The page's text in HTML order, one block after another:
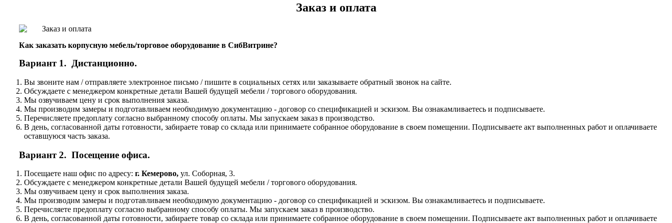
Заказ и оплата
Как заказать корпусную мебель/торговое оборудование в СибВитрине?
Вариант 1. Дистанционно.
Вы звоните нам / отправляете электронное письмо / пишите в социальных сетях или заказываете обратный звонок на сайте.
Обсуждаете с менеджером конкретные детали Вашей будущей мебели / торгового оборудования.
Мы озвучиваем цену и срок выполнения заказа.
Мы производим замеры и подготавливаем необходимую документацию - договор со спецификацией и эскизом. Вы ознакамливаетесь и подписываете.
Перечисляете предоплату согласно выбранному способу оплаты. Мы запускаем заказ в производство.
В день, согласованной даты готовности, забираете товар со склада или принимаете собранное оборудование в своем помещении. Подписываете акт выполненных работ и оплачиваете
оставшуюся часть заказа.
Вариант 2. Посещение офиса.
Посещаете наш офис по адресу: г. Кемерово, ул. Соборная, 3.
Обсуждаете с менеджером конкретные детали Вашей будущей мебели / торгового оборудования.
Мы озвучиваем цену и срок выполнения заказа.
Мы производим замеры и подготавливаем необходимую документацию - договор со спецификацией и эскизом. Вы ознакамливаетесь и подписываете.
Перечисляете предоплату согласно выбранному способу оплаты. Мы запускаем заказ в производство.
В день, согласованной даты готовности, забираете товар со склада или принимаете собранное оборудование в своем помещении. Подписываете акт выполненных работ и оплачиваете